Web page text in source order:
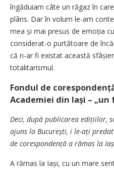
îngăduiam câte un răgaz în
plâns. Dar în volum le-am
mea și mai presus de emoția
considerat-o purtătoare de
că n-ar fi existat această
totalitarismul.
Fondul de
Academiei din Iași – „un
Deci, după publicarea edițiilor,
ajuns la București, i le-ați
de corespondență a rămas la
A rămas la Iași, cu un mare